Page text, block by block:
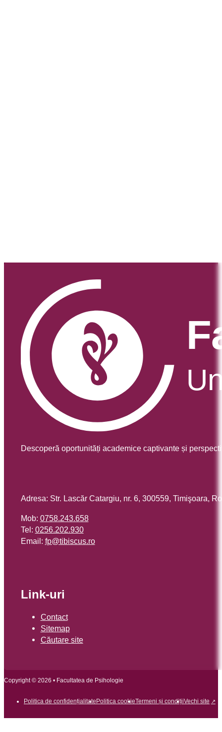
Descoperă oportunități academice captivante și
Adresa: Str. Lascăr Catargiu, nr. 6, 300559, Timişoara,
Mob: 0758.243.658
Tel: 0256.202.930
Email: or.sucsibit@pf
Link-uri
Contact
Sitemap
Căutare site
Copyright © 2026 • Facultatea de Psihologie
Politica de confidențialitate Politica cookieTermeni și condițiiVechi site